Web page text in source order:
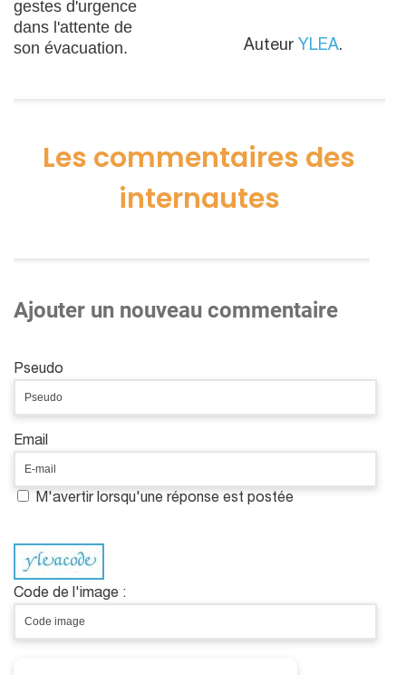
gestes d'urgence
dans l'attente de
son évacuation.
Auteur YLEA.
Les commentaires des
internautes
Ajouter un nouveau commentaire
Pseudo
Email
M'avertir lorsqu'une réponse est postée
Code de l'image :